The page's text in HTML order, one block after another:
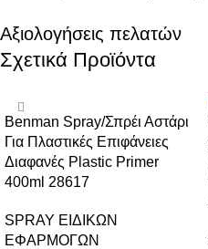
Αξιολογήσεις πελατών
Σχετικά Προϊόντα
Benman Spray/Σπρέι Αστάρι
Για Πλαστικές Επιφάνειες
Διαφανές Plastic Primer
400ml 28617
SPRAY ΕΙΔΙΚΩΝ
ΕΦΑΡΜΟΓΩΝ